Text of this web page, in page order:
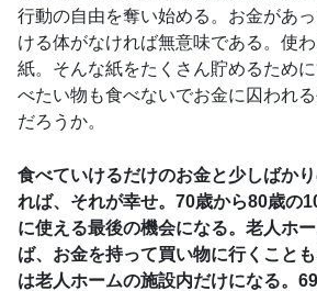
行動の自由を奪い始める。お金があ
ける体がなければ無意味である。使
紙。そんな紙をたくさん貯めるため
べたい物も食べないでお金に囚われ
だろうか。
食べていけるだけのお金と少しばか
れば、それが幸せ。70歳から80歳の
に使える最後の機会になる。老人ホ
ば、お金を持って買い物に行くこと
は老人ホームの施設内だけになる。